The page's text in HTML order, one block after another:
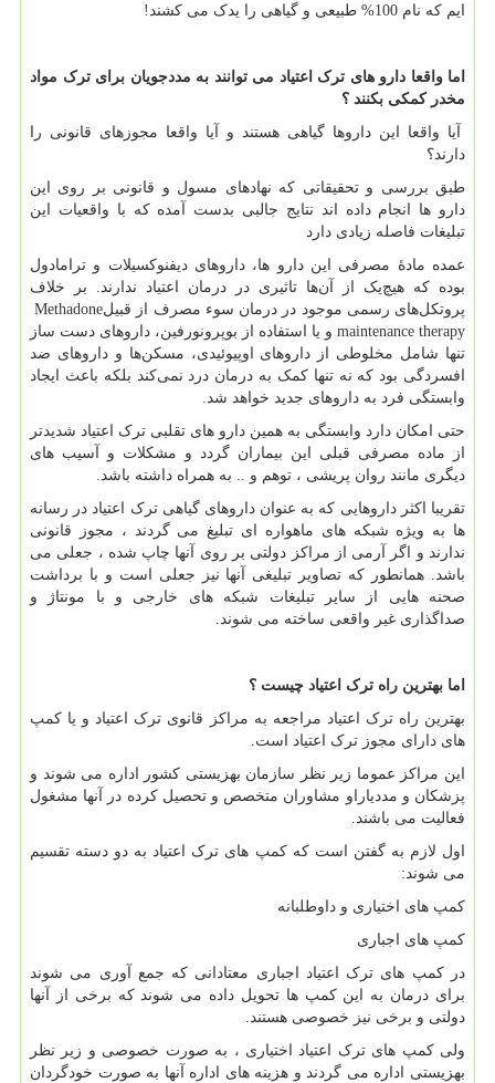
ایم که نام 100% طبیعی و گیاهی را یدک می کشند!
اما واقعا دارو های ترک اعتیاد می توانند به مددجویان برای ترک مواد
مخدر کمکی بکنند ؟
آیا واقعا این داروها گیاهی هستند و آیا واقعا مجوزهای قانونی را
دارند؟
طبق بررسی و تحقیقاتی که نهادهای مسول و قانونی بر روی این
دارو ها انجام داده اند نتایج جالبی بدست آمده که با واقعیات این
تبلیغات فاصله زیادی دارد
عمده مادۀ مصرفی این دارو ها، داروهای دیفنوکسیلات و ترامادول
بوده که هیچ‌یک از آن‌ها تاثیری در درمان اعتیاد ندارند. بر خلاف
پروتکل‌های رسمی موجود در درمان سوء مصرف از قبیلMethadone
maintenance therapy و یا استفاده از بوپرونورفین، داروهای دست ساز
تنها شامل مخلوطی از داروهای اوپیوئیدی، مسکن‌ها و داروهای ضد
افسردگی بود که نه تنها کمک به درمان درد نمی‌کند بلکه باعث ایجاد
وابستگی فرد به داروهای جدید خواهد شد.
حتی امکان دارد وابستگی به همین دارو های تقلبی ترک اعتیاد شدیدتر
از ماده مصرفی قبلی این بیماران گردد و مشکلات و آسیب های
دیگری مانند روان پریشی ، توهم و .. به همراه داشته باشد.
تقریبا اکثر داروهایی که به عنوان داروهای گیاهی ترک اعتیاد در رسانه
ها به ویژه شبکه های ماهواره ای تبلیغ می گردند ، مجوز قانونی
ندارند و اگر آرمی از مراکز دولتی بر روی آنها چاپ شده ، جعلی می
باشد. همانطور که تصاویر تبلیغی آنها نیز جعلی است و با برداشت
صحنه هایی از سایر تبلیغات شبکه های خارجی و با مونتاژ و
صداگذاری غیر واقعی ساخته می شوند.
اما بهترین راه ترک اعتیاد چیست ؟
بهترین راه ترک اعتیاد مراجعه به مراکز قانوی ترک اعتیاد و یا کمپ
های دارای مجوز ترک اعتیاد است.
این مراکز عموما زیر نظر سازمان بهزیستی کشور اداره می شوند و
پزشکان و مددیاراو مشاوران متخصص و تحصیل کرده در آنها مشغول
فعالیت می باشند.
اول لازم به گفتن است که کمپ های ترک اعتیاد به دو دسته تقسیم
می شوند:
کمپ های اختیاری و داوطلبانه
کمپ های اجباری
در کمپ های ترک اعتیاد اجباری معتادانی که جمع آوری می شوند
برای درمان به این کمپ ها تحویل داده می شوند که برخی از آنها
دولتی و برخی نیز خصوصی هستند.
ولی کمپ های ترک اعتیاد اختیاری ، به صورت خصوصی و زیر نظر
بهزیستی اداره می گردند و هزینه های اداره آنها به صورت خودگردان